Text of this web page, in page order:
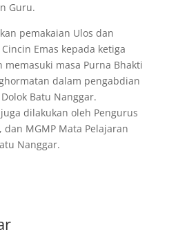
Guru.
pemakaian Ulos dan
Emas kepada ketiga
masa Purna Bhakti
dalam pengabdian
Batu Nanggar.
dilakukan oleh Pengurus
dan MGMP Mata Pelajaran
Nanggar.